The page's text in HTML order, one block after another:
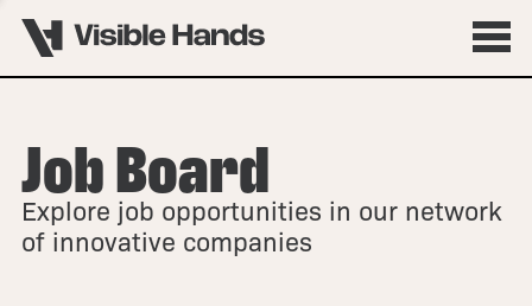
OVERVIEW
FELLOWSHIPS
Job Board
Explore job opportunities in our network
of innovative companies